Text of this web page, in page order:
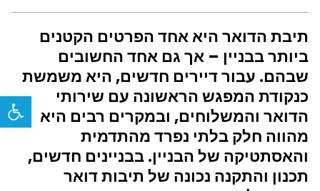
תיבת הדואר היא אחד הפרטים הקטנים
ביותר בבניין – אך גם אחד החשובים
שבהם. עבור דיירים חדשים, היא משמשת
כנקודת המפגש הראשונה עם שירותי
הדואר והמשלוחים, ובמקרים רבים היא
מהווה חלק בלתי נפרד מהתדמית
והאסתטיקה של הבניין. בבניינים חדשים,
תכנון והתקנה נכונה של תיבות דואר